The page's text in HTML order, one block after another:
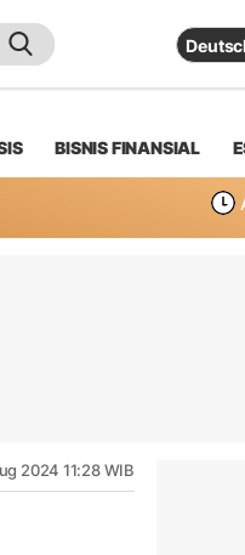
BISNIS FINANSIAL
2024 11:28 WIB